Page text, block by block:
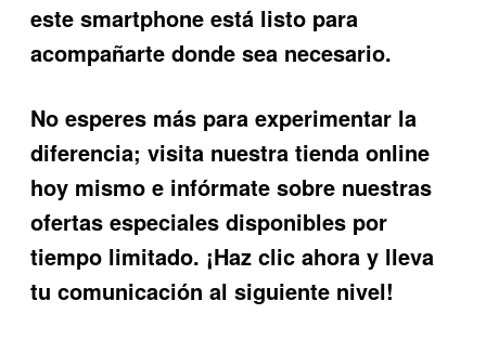
este smartphone está listo para
acompañarte donde sea necesario.
No esperes más para experimentar la
diferencia; visita nuestra tienda online
hoy mismo e infórmate sobre nuestras
ofertas especiales disponibles por
tiempo limitado. ¡Haz clic ahora y lleva
tu comunicación al siguiente nivel!